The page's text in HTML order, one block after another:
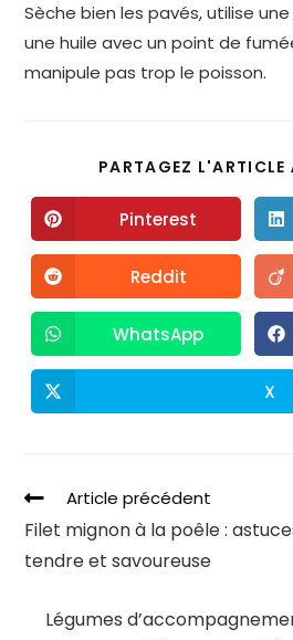
Sèche bien les pavés, utilise
une huile avec un point de
manipule pas trop le poisson.
PARTAGEZ
Pinterest
Reddit
WhatsApp
X
Article précédent
Filet mignon à la poêle :
tendre et savoureuse
Légumes